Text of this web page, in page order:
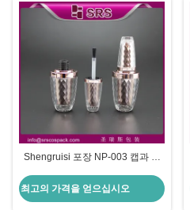
Shengruisi 포장 NP-003 캡과 붓
최고의 가격을 얻으십시오